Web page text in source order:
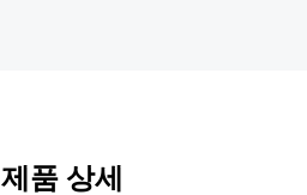
제품 상세